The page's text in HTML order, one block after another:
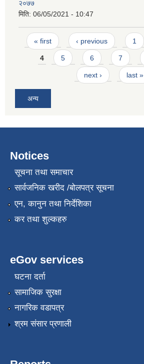
२०७७
मिति: 06/05/2021 - 10:47
Pages
« first ‹ previous 1
4 5 6 7
next › last »
अन्य
Notices
सूचना तथा समाचार
सार्वजनिक खरीद /बोलपत्र सूचना
एन, कानुन तथा निर्देशिका
कर तथा शुल्कहरु
eGov services
घटना दर्ता
सामाजिक सुरक्षा
नागरिक वडापत्र
श्रम संसार प्रणाली